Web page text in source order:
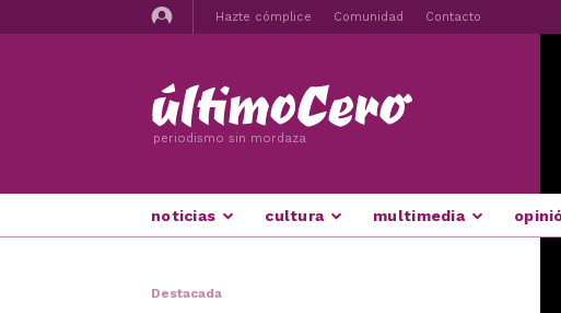
Hazte cómplice Comunidad Contacto
periodismo sin mordaza
noticias cultura multimedia
Destacada